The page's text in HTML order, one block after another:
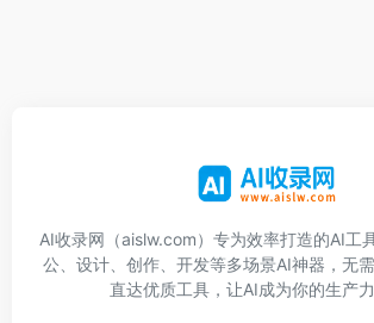
AI收录网（aislw.com）专为效率打造的AI工
公、设计、创作、开发等多场景AI神器，无
直达优质工具，让AI成为你的生产力